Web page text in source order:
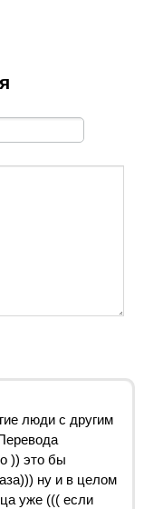
люди с другим
)) это бы
ну и в целом
уже ((( если